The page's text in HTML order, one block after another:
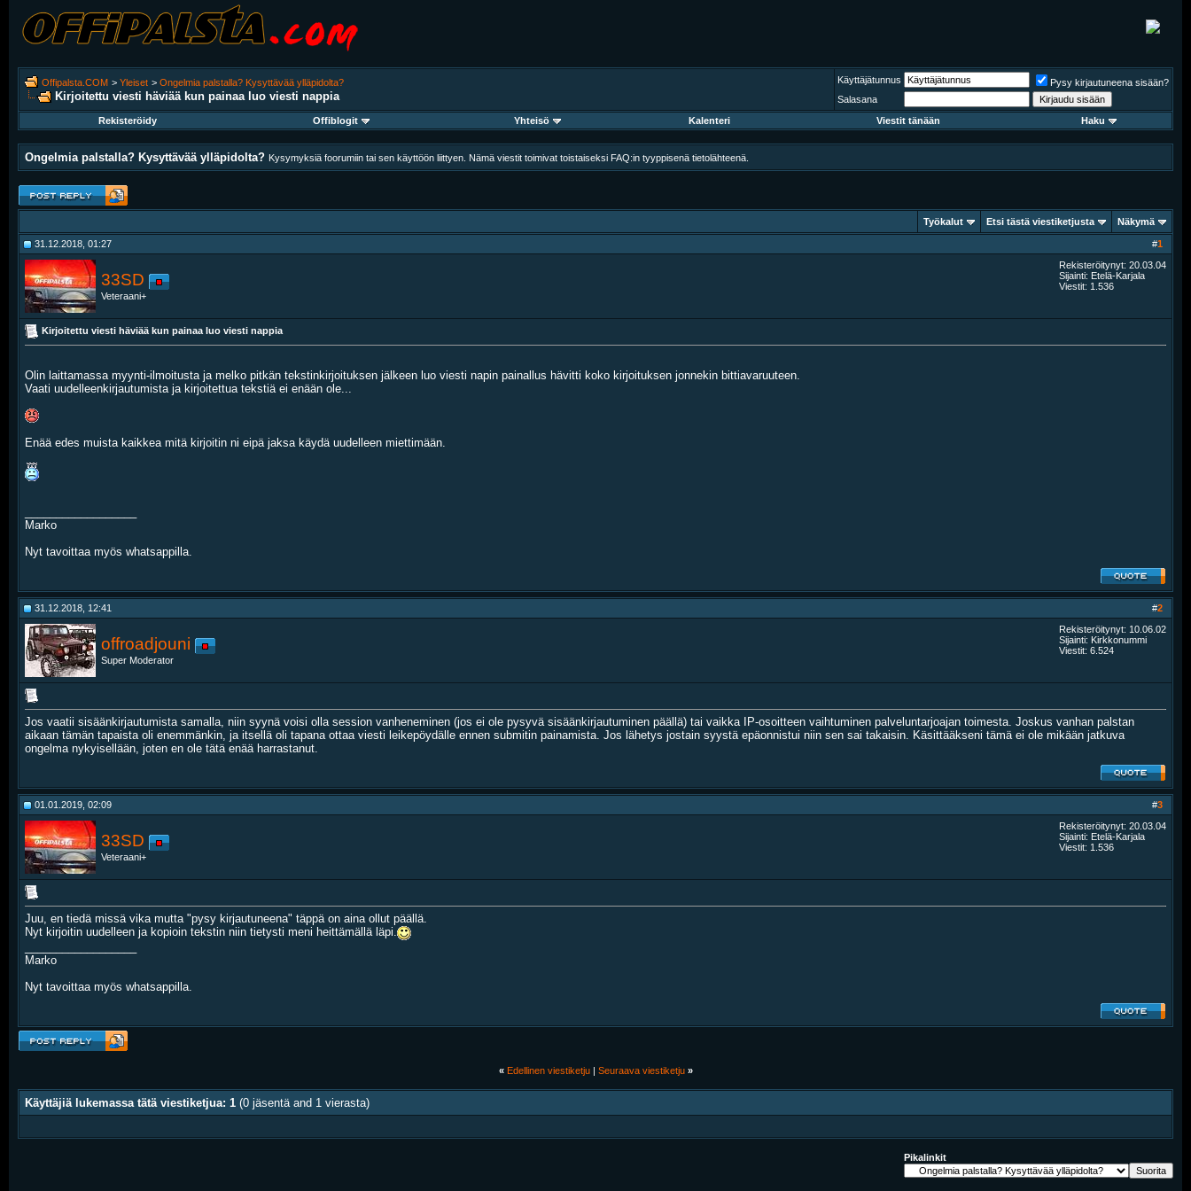
Offipalsta.COM > Yleiset > Ongelmia palstalla? Kysyttävää ylläpidolta?
Kirjoitettu viesti häviää kun painaa luo viesti nappia
Käyttäjätunnus
Pysy kirjautuneena sisään?
Salasana
Rekisteröidy
Offiblogit Yhteisö Kalenteri Viestit tänään Haku
Ongelmia palstalla? Kysyttävää ylläpidolta? Kysymyksiä foorumiin tai sen käyttöön liittyen. Nämä viestit toimivat toistaiseksi FAQ:in tyyppisenä tietolähteenä.
Työkalut Etsi tästä viestiketjusta Näkymä
#1
31.12.2018, 01:27
33SD
Veteraani+
Rekisteröitynyt: 20.03.04
Sijainti: Etelä-Karjala
Viestit: 1.536
Kirjoitettu viesti häviää kun painaa luo viesti nappia
Olin laittamassa myynti-ilmoitusta ja melko pitkän tekstinkirjoituksen jälkeen luo viesti napin painallus hävitti koko kirjoituksen jonnekin bittiavaruuteen.
Vaati uudelleenkirjautumista ja kirjoitettua tekstiä ei enään ole...
Enää edes muista kaikkea mitä kirjoitin ni eipä jaksa käydä uudelleen miettimään.
Marko
Nyt tavoittaa myös whatsappilla.
#2
31.12.2018, 12:41
offroadjouni
Super Moderator
Rekisteröitynyt: 10.06.02
Sijainti: Kirkkonummi
Viestit: 6.524
Jos vaatii sisäänkirjautumista samalla, niin syynä voisi olla session vanheneminen (jos ei ole pysyvä sisäänkirjautuminen päällä) tai vaikka IP-osoitteen vaihtuminen palveluntarjoajan toimesta. Joskus vanhan palstan
aikaan tämän tapaista oli enemmänkin, ja itsellä oli tapana ottaa viesti leikepöydälle ennen submitin painamista. Jos lähetys jostain syystä epäonnistui niin sen sai takaisin. Käsittääkseni tämä ei ole mikään jatkuva
ongelma nykyisellään, joten en ole tätä enää harrastanut.
#3
01.01.2019, 02:09
33SD
Veteraani+
Rekisteröitynyt: 20.03.04
Sijainti: Etelä-Karjala
Viestit: 1.536
Juu, en tiedä missä vika mutta "pysy kirjautuneena" täppä on aina ollut päällä.
Nyt kirjoitin uudelleen ja kopioin tekstin niin tietysti meni heittämällä läpi.
Marko
Nyt tavoittaa myös whatsappilla.
« Edellinen viestiketju| Seuraava viestiketju »
Käyttäjiä lukemassa tätä viestiketjua: 1 (0 jäsentä and 1 vierasta)
Pikalinkit